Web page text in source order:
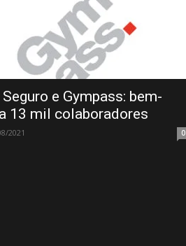
e Gympass: bem-
13 mil colaboradores
2021 0